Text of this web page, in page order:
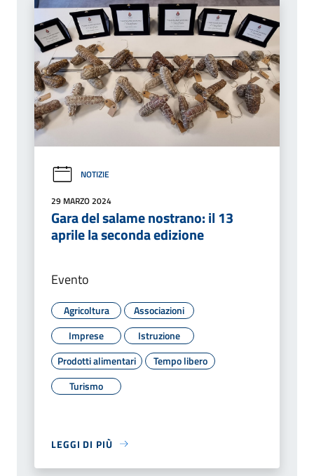
NOTIZIE
29 MARZO 2024
Gara del salame nostrano: il 13
aprile la seconda edizione
Evento
Agricoltura
Associazioni
Imprese
Istruzione
Prodotti alimentari
Tempo libero
Turismo
LEGGI DI PIÙ